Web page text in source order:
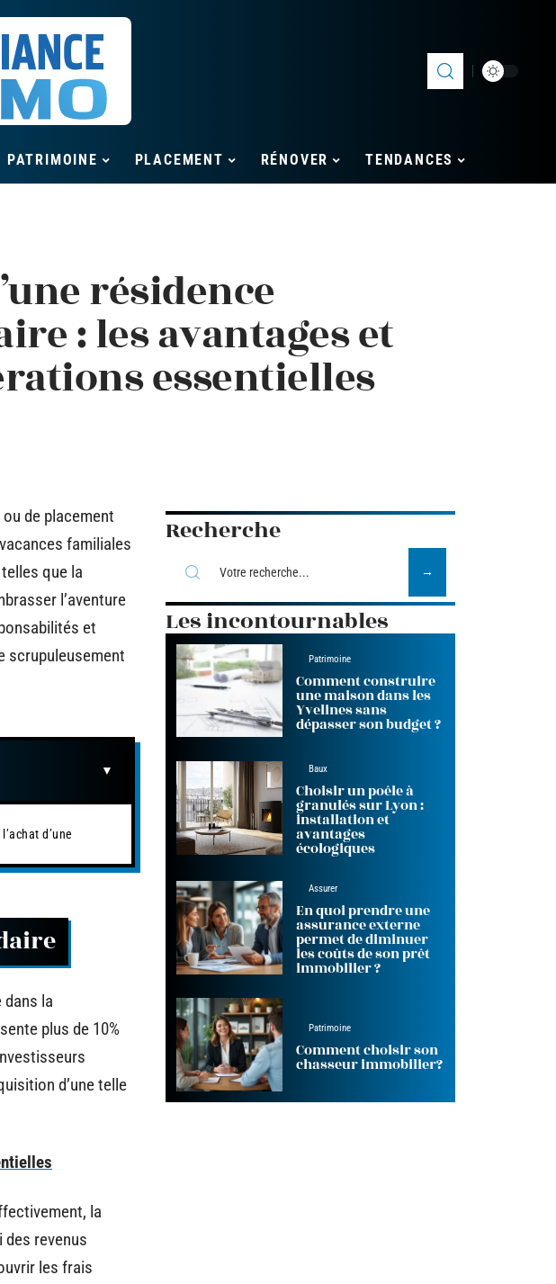
PATRIMOINE PLACEMENT RÉNOVER TENDANCES
résidence
: les avantages et
essentielles
de placement
familiales
que la
l’aventure
et
scrupuleusement
d’une
la
plus de 10%
d’une telle
la
revenus
les frais
Recherche
Les incontournables
Patrimoine
Comment construire
une maison dans les
Yvelines sans
dépasser son budget ?
Baux
Choisir un poêle à
granulés sur Lyon :
installation et
avantages
écologiques
Assurer
En quoi prendre une
assurance externe
permet de diminuer
les coûts de son prêt
immobilier ?
Patrimoine
Comment choisir son
chasseur immobilier?